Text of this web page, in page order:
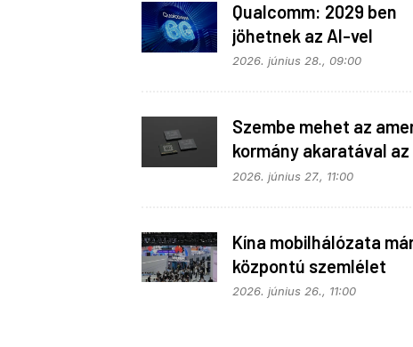
Qualcomm: 2029 ben
jöhetnek az AI-vel
telepakolt 6G-s
2026. június 28., 09:00
Szembe mehet az
kormány akaratával az
Apple
2026. június 27., 11:00
Kína mobilhálózata
központú szemlélet
alapján fejlődik
2026. június 26., 11:00